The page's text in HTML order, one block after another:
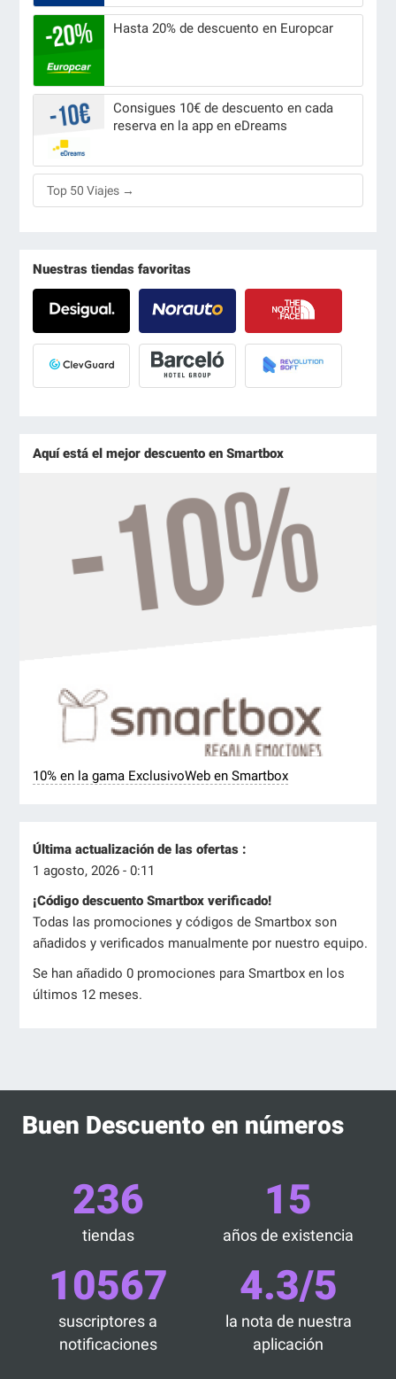
Hasta 20% de descuento en Europcar
Consigues 10€ de descuento en cada
reserva en la app en eDreams
Top 50 Viajes →
Nuestras tiendas favoritas
Aquí está el mejor descuento en Smartbox
10% en la gama ExclusivoWeb en Smartbox
Última actualización de las ofertas :
1 agosto, 2026 - 0:11
¡Código descuento Smartbox verificado!
Todas las promociones y códigos de Smartbox son
añadidos y verificados manualmente por nuestro equipo.
Se han añadido 0 promociones para Smartbox en los
últimos 12 meses.
Buen Descuento en números
236
tiendas
15
años de existencia
10567
suscriptores a
notificaciones
4.3/5
la nota de nuestra
aplicación